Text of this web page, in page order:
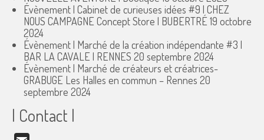
Évènement | Cabinet de curieuses idées #9 | CHEZ
NOUS CAMPAGNE Concept Store | BUBERTRÉ 19 octobre
2024
Évènement | Marché de la création indépendante #3 |
BAR LA CAVALE | RENNES 20 septembre 2024
Évènement | Marché de créateurs et créatrices-
GRABUGE Les Halles en commun – Rennes 20
septembre 2024
| Contact |